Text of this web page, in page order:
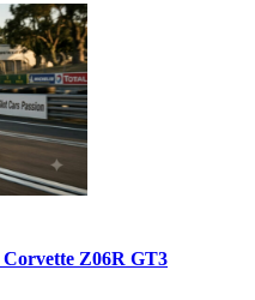
Corvette Z06R GT3